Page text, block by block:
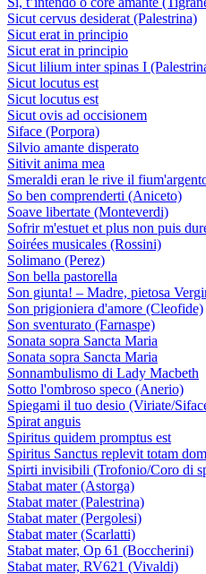
Sicut cervus desiderat (Palestrina)
Sicut erat in principio
Sicut erat in principio
Sicut lilium inter spinas I
Sicut locutus est
Sicut locutus est
Sicut ovis ad occisionem
Siface (Porpora)
Silvio amante disperato
Sitivit anima mea
Smeraldi eran le rive il
So ben comprenderti (Aniceto)
Soave libertate (Monteverdi)
Sofrir m'estuet et plus non puis
Soirées musicales (Rossini)
Solimano (Perez)
Son bella pastorella
Son giunta! – Madre, pietosa
Son prigioniera d'amore (Cleofide)
Son sventurato (Farnaspe)
Sonata sopra Sancta Maria
Sonata sopra Sancta Maria
Sonnambulismo di Lady Macbeth
Sotto l'ombroso speco (Anerio)
Spiegami il tuo desio (Viriate/
Spirat anguis
Spiritus quidem promptus est
Spiritus Sanctus replevit totam
Spirti invisibili (Trofonio/Coro di
Stabat mater (Astorga)
Stabat mater (Palestrina)
Stabat mater (Pergolesi)
Stabat mater (Scarlatti)
Stabat mater, Op 61 (Boccherini)
Stabat mater, RV621 (Vivaldi)